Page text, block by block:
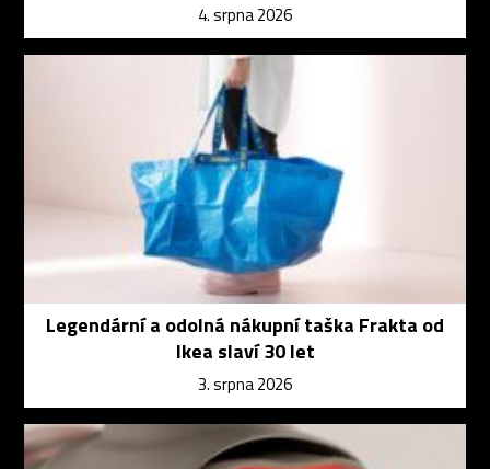
4. srpna 2026
Legendární a odolná nákupní taška Frakta od
Ikea slaví 30 let
3. srpna 2026